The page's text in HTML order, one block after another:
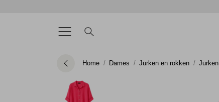
Home Dames Jurken en rokken Jurken